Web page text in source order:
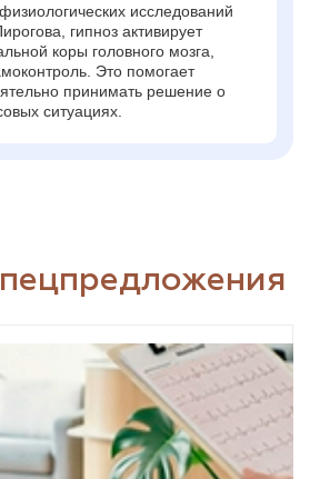
исследований
гипноз активирует
коры головного мозга,
Это помогает
принимать решение о
ситуациях.